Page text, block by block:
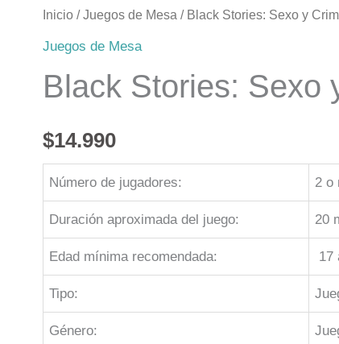
Inicio /Juegos de Mesa / Black Stories: Sexo y
Juegos de Mesa
Black Stories: Sexo
$14.990
Número de jugadores: 2 o
Duración aproximada del juego: 20
Edad mínima recomendada: 17
Tipo:
Género: